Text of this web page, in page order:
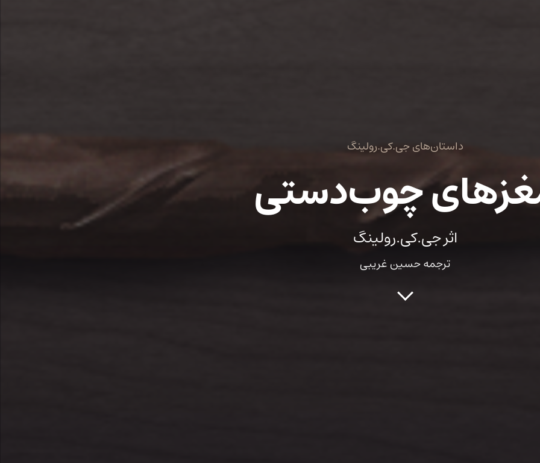
داستان‌های جی.کی.رولینگ
چوب‌دستی
اثر جی.کی.رولینگ
ترجمه حسین غریبی